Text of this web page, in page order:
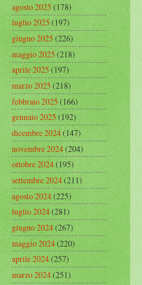
agosto 2025(178)
luglio 2025(197)
giugno 2025(226)
maggio 2025(218)
aprile 2025(197)
marzo 2025(218)
febbraio 2025(166)
gennaio 2025(192)
dicembre 2024(147)
novembre 2024(204)
ottobre 2024(195)
settembre 2024(211)
agosto 2024(225)
luglio 2024(281)
giugno 2024(267)
maggio 2024(220)
aprile 2024(257)
marzo 2024(251)